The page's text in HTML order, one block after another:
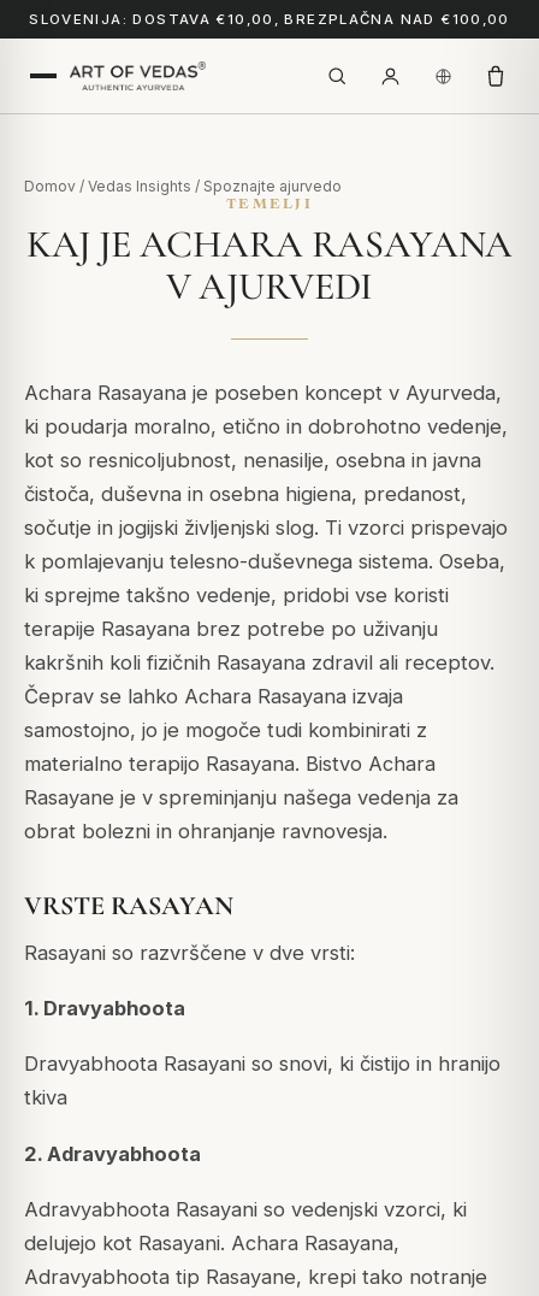
SLOVENIJA: DOSTAVA €10,00, BREZPLAČNA NAD €100,00
Domov / Vedas Insights / Spoznajte ajurvedo
TEMELJI
KAJ JE ACHARA RASAYANA
V AJURVEDI
Achara Rasayana je poseben koncept v Ayurveda,
ki poudarja moralno, etično in dobrohotno vedenje,
kot so resnicoljubnost, nenasilje, osebna in javna
čistoča, duševna in osebna higiena, predanost,
sočutje in jogijski življenjski slog. Ti vzorci prispevajo
k pomlajevanju telesno-duševnega sistema. Oseba,
ki sprejme takšno vedenje, pridobi vse koristi
terapije Rasayana brez potrebe po uživanju
kakršnih koli fizičnih Rasayana zdravil ali receptov.
Čeprav se lahko Achara Rasayana izvaja
samostojno, jo je mogoče tudi kombinirati z
materialno terapijo Rasayana. Bistvo Achara
Rasayane je v spreminjanju našega vedenja za
obrat bolezni in ohranjanje ravnovesja.
VRSTE RASAYAN
Rasayani so razvrščene v dve vrsti:
1. Dravyabhoota
Dravyabhoota Rasayani so snovi, ki čistijo in hranijo
tkiva
2. Adravyabhoota
Adravyabhoota Rasayani so vedenjski vzorci, ki
delujejo kot Rasayani. Achara Rasayana,
Adravyabhoota tip Rasayane, krepi tako notranje